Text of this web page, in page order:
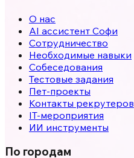
О нас
AI ассистент Софи
Сотрудничество
Необходимые навыки
Собеседования
Тестовые задания
Пет-проекты
Контакты рекрутеров
IT-мероприятия
ИИ инструменты
По городам